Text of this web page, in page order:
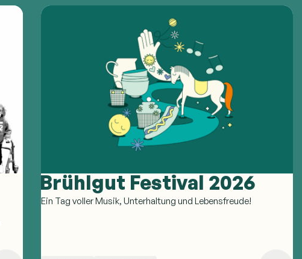
Brühlgut Festival 2026
Ein Tag voller Musik, Unterhaltung und Lebensfreude!